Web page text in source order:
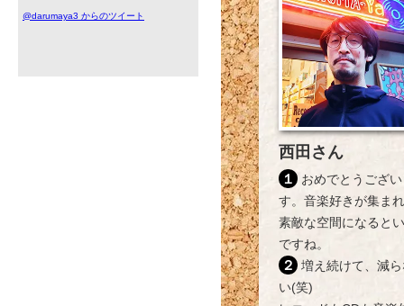
@darumaya3 からのツイート
西田さん
１ おめでとうございま
す。音楽好きが集ま
素敵な空間になると
ですね。
２ 増え続けて、減らな
い(笑)